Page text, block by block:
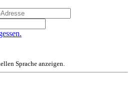
Sprache anzeigen.